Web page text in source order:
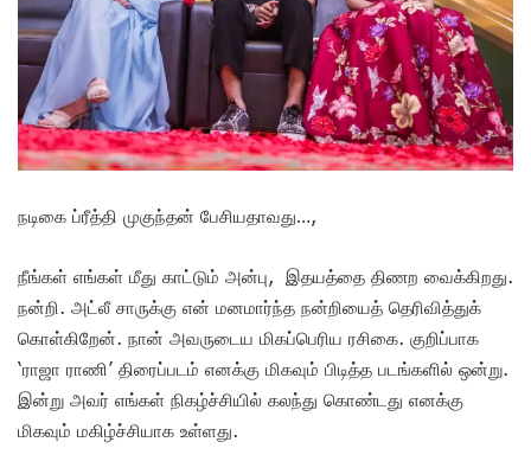
நடிகை ப்ரீத்தி முகுந்தன் பேசியதாவது…,
நீங்கள் எங்கள் மீது காட்டும் அன்பு, இதயத்தை திணற வைக்கிறது.
நன்றி. அட்லீ சாருக்கு என் மனமார்ந்த நன்றியைத் தெரிவித்துக்
கொள்கிறேன். நான் அவருடைய மிகப்பெரிய ரசிகை. குறிப்பாக
‘ராஜா ராணி’ திரைப்படம் எனக்கு மிகவும் பிடித்த படங்களில் ஒன்று.
இன்று அவர் எங்கள் நிகழ்ச்சியில் கலந்து கொண்டது எனக்கு
மிகவும் மகிழ்ச்சியாக உள்ளது.